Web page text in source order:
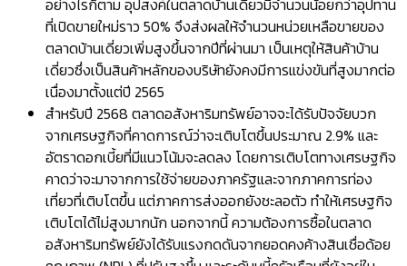
ที่เปิดขายใหม่ราว 50% จึงส่งผลให้จำนวนหน่วยเหลือขายของ
ตลาดบ้านเดี่ยวเพิ่มสูงขึ้นจากปีที่ผ่านมา เป็นเหตุให้สินค้าบ้าน
เดี่ยวซึ่งเป็นสินค้าหลักของบริษัทยังคงมีการแข่งขันที่สูงมากต่อ
เนื่องมาตั้งแต่ปี 2565
สำหรับปี 2568 ตลาดอสังหาริมทรัพย์อาจจะได้รับปัจจัยบวก
จากเศรษฐกิจที่คาดการณ์ว่าจะเติบโตขึ้นประมาณ 2.9% และ
อัตราดอกเบี้ยที่มีแนวโน้มจะลดลง โดยการเติบโตทางเศรษฐกิจ
คาดว่าจะมาจากการใช้จ่ายของภาครัฐและจากภาคการท่อง
เที่ยวที่เติบโตขึ้น แต่ภาคการส่งออกยังชะลอตัว ทำให้เศรษฐกิจ
เติบโตได้ไม่สูงมากนัก นอกจากนี้ ความต้องการซื้อในตลาด
อสังหาริมทรัพย์ยังได้รับแรงกดดันจากยอดคงค้างสินเชื่อด้อย